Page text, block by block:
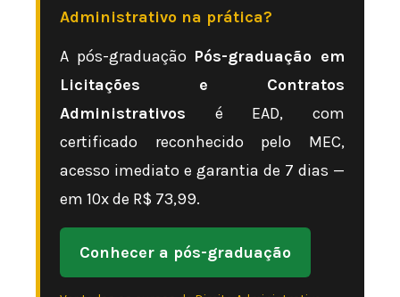
Administrativo na prática?
A pós-graduação Pós-graduação em
Licitações e Contratos
Administrativos é EAD, com
certificado reconhecido pelo MEC,
acesso imediato e garantia de 7 dias —
em 10x de R$ 73,99.
Conhecer a pós-graduação